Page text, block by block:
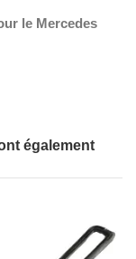
le Mercedes
également